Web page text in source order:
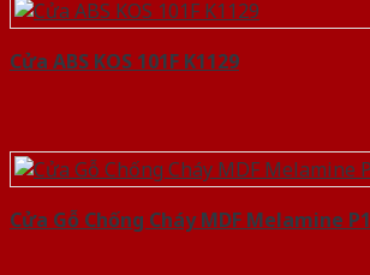
Cửa ABS KOS 101F K1129
Cửa Gỗ Chống Cháy MDF Melamine P1